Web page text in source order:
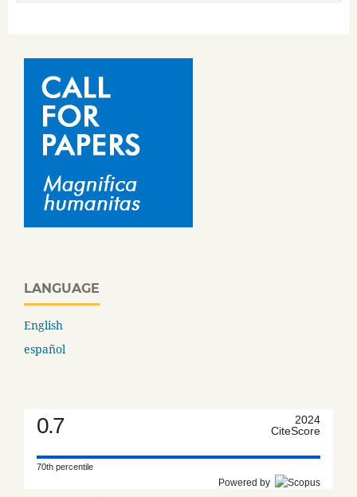
LANGUAGE
English
español
0.7
2024
CiteScore
70th percentile
Powered by